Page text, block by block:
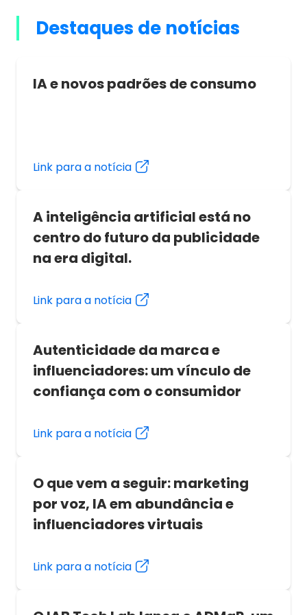
utilizadores mais exigentes. E tudo com um
objetivo claro: melhorar o envolvimento nas redes
contar-te o que é!
Destaques de notícias
IA e novos padrões de consumo
Link para a notícia
A inteligência artificial está no
centro do futuro da publicidade
na era digital.
Link para a notícia
Autenticidade da marca e
influenciadores: um vínculo de
confiança com o consumidor
Link para a notícia
O que vem a seguir: marketing
por voz, IA em abundância e
influenciadores virtuais
Link para a notícia